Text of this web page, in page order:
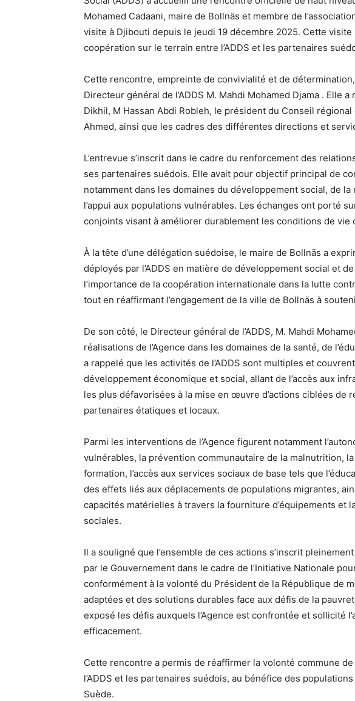
Mohamed Cadaani, maire de Bollnäs et membre de
visite à Djibouti depuis le jeudi 19 décembre 2025. Cette
coopération sur le terrain entre l’ADDS et les partenaires
Cette rencontre, empreinte de convivialité et de
Directeur général de l’ADDS M. Mahdi Mohamed Djama . Elle
Dikhil, M Hassan Abdi Robleh, le président du Conseil
Ahmed, ainsi que les cadres des différentes directions et
L’entrevue s’inscrit dans le cadre du renforcement des
ses partenaires suédois. Elle avait pour objectif principal de
notamment dans les domaines du développement social, de
l’appui aux populations vulnérables. Les échanges ont porté
conjoints visant à améliorer durablement les conditions de vie
À la tête d’une délégation suédoise, le maire de Bollnäs a
déployés par l’ADDS en matière de développement social et
l’importance de la coopération internationale dans la lutte
tout en réaffirmant l’engagement de la ville de Bollnäs à
De son côté, le Directeur général de l’ADDS, M. Mahdi
réalisations de l’Agence dans les domaines de la santé, de
a rappelé que les activités de l’ADDS sont multiples et
développement économique et social, allant de l’accès aux
les plus défavorisées à la mise en œuvre d’actions ciblées de
partenaires étatiques et locaux.
Parmi les interventions de l’Agence figurent notamment
vulnérables, la prévention communautaire de la malnutrition,
formation, l’accès aux services sociaux de base tels que
des effets liés aux déplacements de populations migrantes,
capacités matérielles à travers la fourniture d’équipements et
sociales.
Il a souligné que l’ensemble de ces actions s’inscrit
par le Gouvernement dans le cadre de l’Initiative Nationale
conformément à la volonté du Président de la République de
adaptées et des solutions durables face aux défis de la
exposé les défis auxquels l’Agence est confrontée et sollicité
efficacement.
Cette rencontre a permis de réaffirmer la volonté commune
l’ADDS et les partenaires suédois, au bénéfice des
Suède.